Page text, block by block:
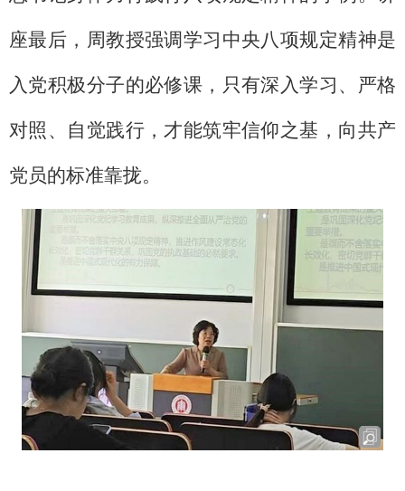
座最后，周教授强调学习中央八项规定精神是
入党积极分子的必修课，只有深入学习、严格
对照、自觉践行，才能筑牢信仰之基，向共产
党员的标准靠拢。